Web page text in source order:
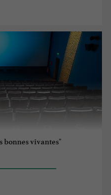
bonnes vivantes"